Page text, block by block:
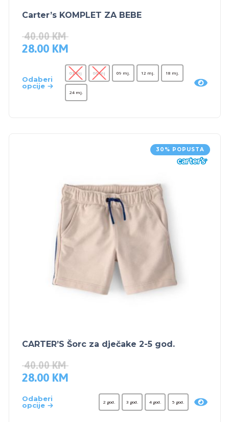
Carter’s KOMPLET ZA BEBE
40.00KM
28.00 KM
Odaberi
opcije
03 mj 06 mj 09 mj. 12 mj. 18 mj.
24 mj.
30% POPUSTA
CARTER’S Šorc za dječake 2-5 god.
40.00KM
28.00 KM
Odaberi
opcije
2 god. 3 god. 4 god. 5 god.